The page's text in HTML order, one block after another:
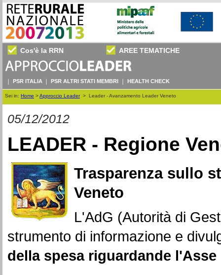
Cos'è la RRN AREE TEMATICHE
PSR ITALIA PSR ALTRI STATI MEMBRI HEALTH CHECK
Sei in: Home >Approccio Leader> Leader - Avanzamento Leader Veneto
05/12/2012
LEADER - Regione
Trasparenza sullo
Veneto
L'AdG (Autorità di
strumento di informazione e
della spesa riguardande